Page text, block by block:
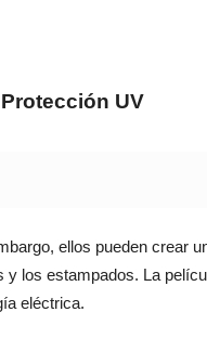
UV
ellos pueden crear
los estampados. La
eléctrica.